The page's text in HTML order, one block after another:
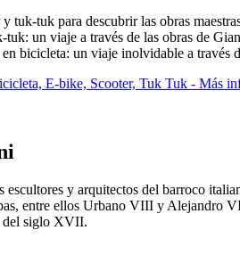
tuk para descubrir las obras
un viaje a través de las obras de
bicicleta: un viaje inolvidable a través
E-bike, Scooter, Tuk Tuk - Más
y arquitectos del barroco
entre ellos Urbano VIII y Alejandro
del siglo XVII.